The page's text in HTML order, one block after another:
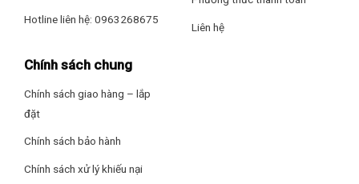
Hotline liên hệ: 0963268675
Liên hệ
Chính sách chung
Chính sách giao hàng – lắp
đặt
Chính sách bảo hành
Chính sách xử lý khiếu nại